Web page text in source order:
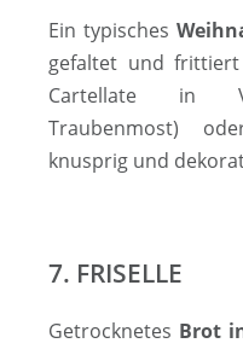
Ein typisches
gefaltet und
Cartellate in
Traubenmost)
knusprig und
7. FRISELLE
Getrocknetes Brot